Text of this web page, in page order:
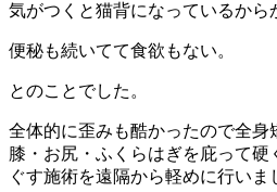
気がつくと猫背になっているから
便秘も続いてて食欲もない。
とのことでした。
全体的に歪みも酷かったので全身
膝・お尻・ふくらはぎを庇って
ぐす施術を遠隔から軽めに行いま